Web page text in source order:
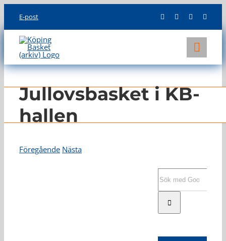
content
E-post
KLUBBEN
LAG
INFO
Jullovsbasket i KB-
hallen
Föregående Nästa